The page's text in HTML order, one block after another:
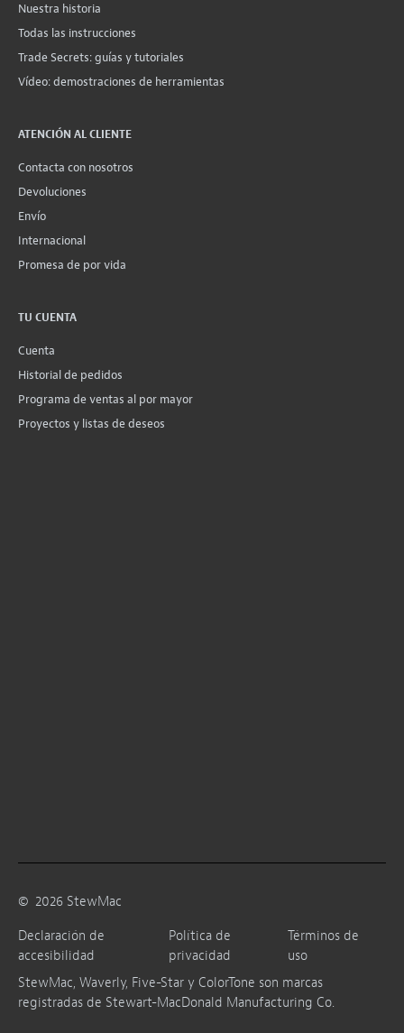
Nuestra historia
Todas las instrucciones
Trade Secrets: guías y tutoriales
Vídeo: demostraciones de herramientas
ATENCIÓN AL CLIENTE
Contacta con nosotros
Devoluciones
Envío
Internacional
Promesa de por vida
TU CUENTA
Cuenta
Historial de pedidos
Programa de ventas al por mayor
Proyectos y listas de deseos
© 2026 StewMac
Declaración de
accesibilidad
Política de
privacidad
Términos de
uso
StewMac, Waverly, Five-Star y ColorTone son marcas
registradas de Stewart-MacDonald Manufacturing Co.